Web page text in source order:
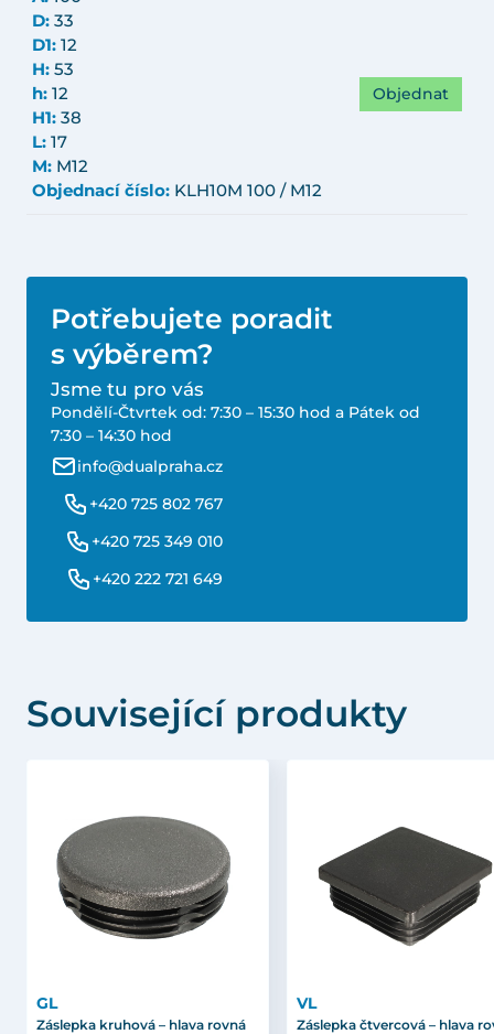
D: 33
D1: 12
H: 53
h: 12
H1: 38
L: 17
M: M12
Objednací číslo: KLH10M 100 / M12
Objednat
Potřebujete poradit
s výběrem?
Jsme tu pro vás
Pondělí-Čtvrtek od: 7:30 – 15:30 hod a Pátek od
7:30 – 14:30 hod
info@dualpraha.cz
+420 725 802 767
+420 725 349 010
+420 222 721 649
Související produkty
GL
Záslepka kruhová – hlava rovná
VL
Záslepka čtvercová – hlava